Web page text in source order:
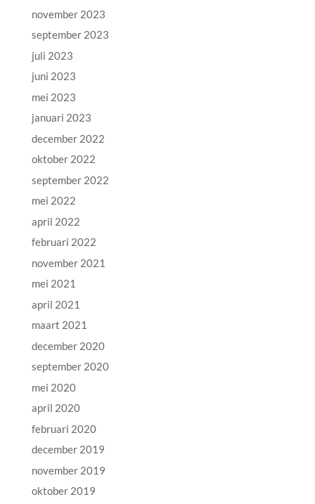
november 2023
september 2023
juli 2023
juni 2023
mei 2023
januari 2023
december 2022
oktober 2022
september 2022
mei 2022
april 2022
februari 2022
november 2021
mei 2021
april 2021
maart 2021
december 2020
september 2020
mei 2020
april 2020
februari 2020
december 2019
november 2019
oktober 2019